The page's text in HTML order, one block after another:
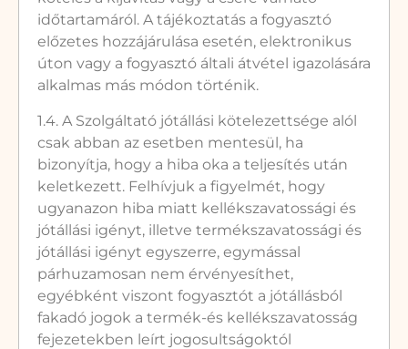
időtartamáról. A tájékoztatás a fogyasztó
előzetes hozzájárulása esetén, elektronikus
úton vagy a fogyasztó általi átvétel igazolására
alkalmas más módon történik.
1.4. A Szolgáltató jótállási kötelezettsége alól
csak abban az esetben mentesül, ha
bizonyítja, hogy a hiba oka a teljesítés után
keletkezett. Felhívjuk a figyelmét, hogy
ugyanazon hiba miatt kellékszavatossági és
jótállási igényt, illetve termékszavatossági és
jótállási igényt egyszerre, egymással
párhuzamosan nem érvényesíthet,
egyébként viszont fogyasztót a jótállásból
fakadó jogok a termék-és kellékszavatosság
fejezetekben leírt jogosultságoktól